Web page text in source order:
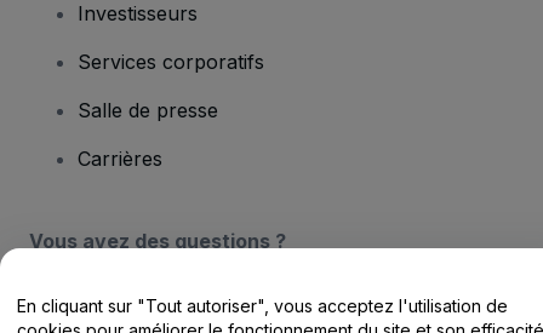
Investisseurs
Services corporatifs
Salle de presse
Carrières
Vous avez des questions ?
Centre d'assistance / Nous contacter
En cliquant sur "Tout autoriser", vous acceptez l'utilisation de